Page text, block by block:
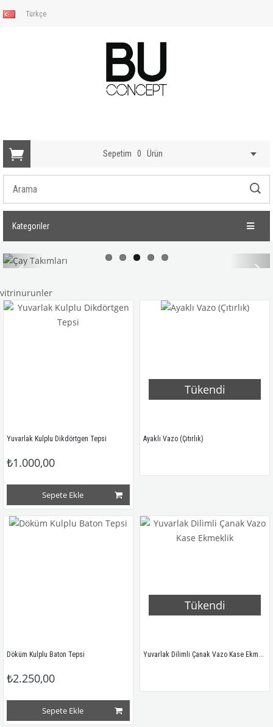
Türkçe
Sepetim 0 Ürün
Kategoriler
vitrinurunler
Yuvarlak Kulplu Dikdörtgen Tepsi
₺1.000,00
Sepete Ekle
Tükendi
Ayaklı Vazo (Çıtırlık)
Döküm Kulplu Baton Tepsi
₺2.250,00
Sepete Ekle
Tükendi
Yuvarlak Dilimli Çanak Vazo Kase Ekmeklik